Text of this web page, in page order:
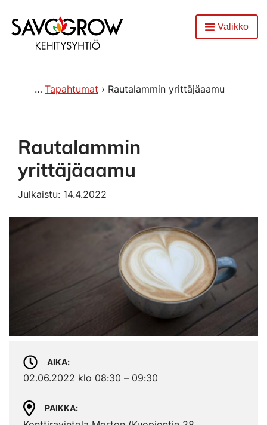
Etusivu
AvaaValikko
Tapahtumat Rautalammin yrittäjäaamu
Rautalammin
yrittäjäaamu
Julkaistu: 14.4.2022
AIKA
02.06.2022 klo 08:30 – 09:30
PAIKKA